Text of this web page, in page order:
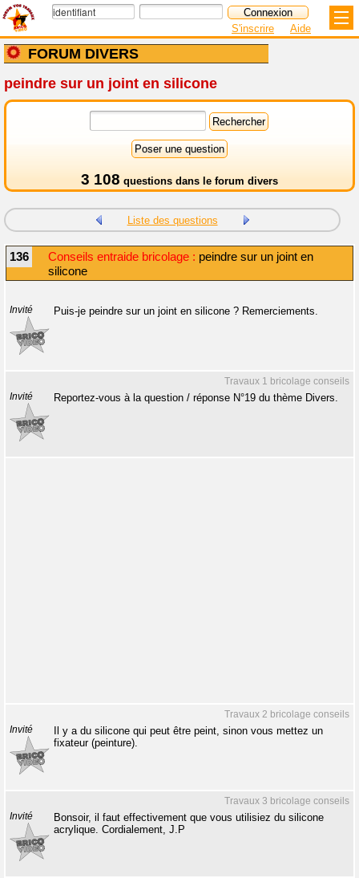
FORUM DIVERS
S'inscrire Aide
peindre sur un joint en silicone
3 108 questions dans le forum divers
Liste des questions
136 Conseils entraide bricolage : peindre sur un joint en
silicone
Invité Puis-je peindre sur un joint en silicone ? Remerciements.
Travaux 1 bricolage conseils
Invité Reportez-vous à la question / réponse N°19 du thème Divers.
Travaux 2 bricolage conseils
Invité
Il y a du silicone qui peut être peint, sinon vous mettez un
fixateur (peinture).
Travaux 3 bricolage conseils
Invité
Bonsoir, il faut effectivement que vous utilisiez du silicone
acrylique. Cordialement, J.P